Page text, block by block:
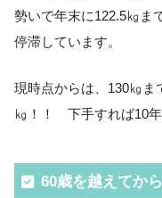
勢いで年末に122.5㎏ま
停滞しています。
現時点からは、130㎏ま
㎏！！ 下手すれば10年
60歳を越えてか